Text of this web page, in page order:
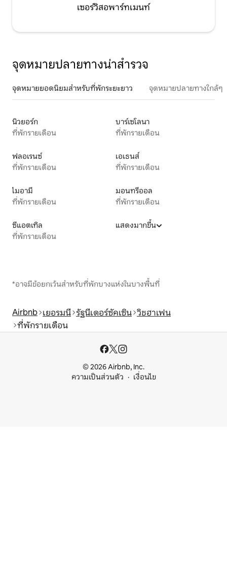
เซอร์วิสอพาร์ทเมนท์
จุดหมายปลายทางน่าสำรวจ
จุดหมายยอดนิยมสำหรับที่พักระยะยาว จุดหมายปลายทางใกล้ๆ
นิวยอร์ก
ที่พักรายเดือน
บาร์เซโลนา
ที่พักรายเดือน
ฟลอเรนซ์
ที่พักรายเดือน
เอเธนส์
ที่พักรายเดือน
ไมอามี
ที่พักรายเดือน
มอนทรีออล
ที่พักรายเดือน
ซีแอตเทิล
ที่พักรายเดือน
แสดงมากขึ้น
*อาจมีข้อยกเว้นสำหรับที่พักบางแห่งในบางพื้นที่
Airbnb เยอรมนี รัฐนีเดอร์ซัคเซิน วิชฮาเฟน
ที่พักรายเดือน
© 2026 Airbnb, Inc.
ความเป็นส่วนตัว
เงื่อนไข